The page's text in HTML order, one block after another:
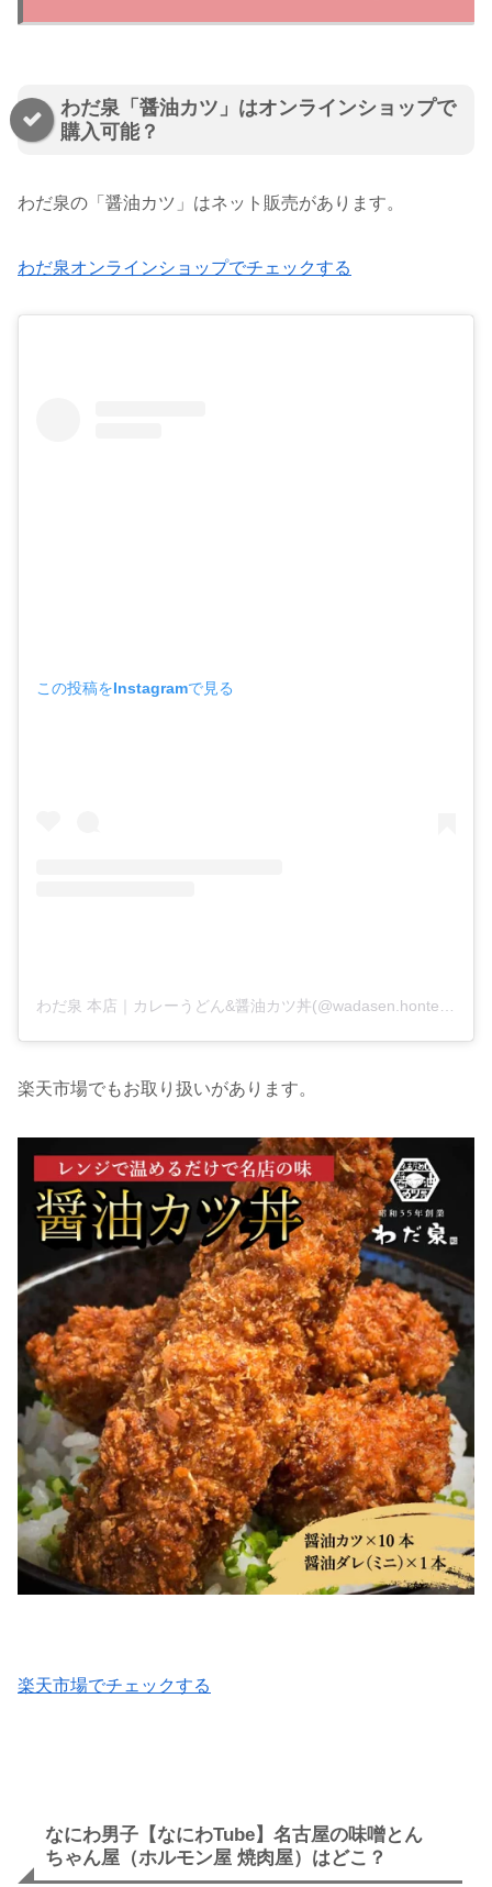
わだ泉「醤油カツ」はオンラインショップで
購入可能？
わだ泉の「醤油カツ」はネット販売があります。
わだ泉オンラインショップでチェックする
この投稿をInstagramで見る
楽天市場でもお取り扱いがあります。
楽天市場でチェックする
なにわ男子【なにわTube】名古屋の味噌とん
ちゃん屋（ホルモン屋 焼肉屋）はどこ？